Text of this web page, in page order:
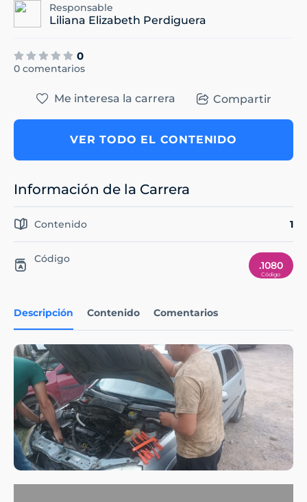
Responsable
Liliana Elizabeth Perdiguera
0
0 comentarios
Descripción Contenido Comentarios
Me interesa la carrera Compartir
VER TODO EL CONTENIDO
Información de la Carrera
Contenido 1
Código
.1080